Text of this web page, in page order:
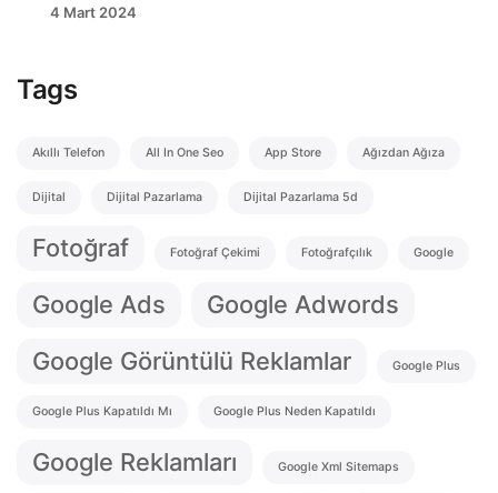
4 Mart 2024
Tags
Akıllı Telefon All In One Seo App Store Ağızdan Ağıza
Dijital Dijital Pazarlama Dijital Pazarlama 5d
Fotoğraf Fotoğraf Çekimi Fotoğrafçılık Google
Google Ads
Google Adwords
Google Görüntülü Reklamlar
Google Plus
Google Plus Kapatıldı Mı Google Plus Neden Kapatıldı
Google Reklamları Google Xml Sitemaps